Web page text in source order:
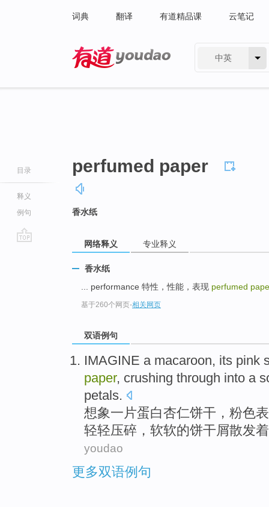
词典 翻译 有道精品课 云笔记
中英
目录
释义
例句
perfumed paper
香水纸
网络释义 专业释义
香水纸
... performance 特性，性能，表现 perfumed
基于260个网页-相关网页
双语例句
IMAGINE a macaroon, its pink
paper, crushing through into a
petals.
想象一片蛋白杏仁饼干 ， 粉色
轻轻压碎 ，软软的饼干屑散发着
youdao
更多双语例句